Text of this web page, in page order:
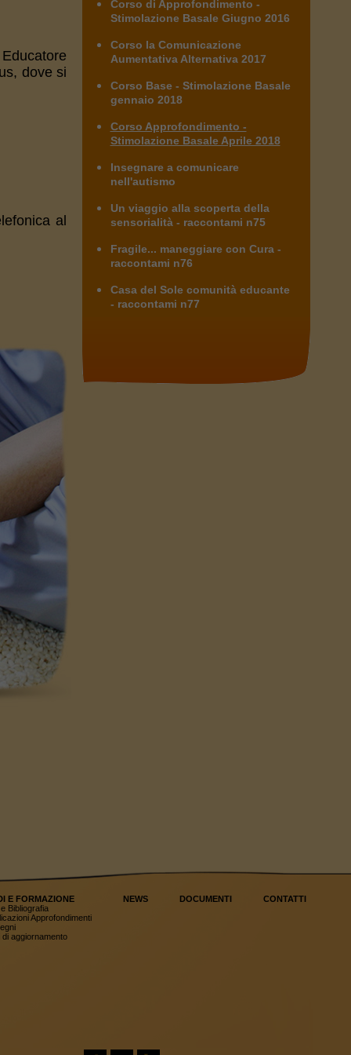
dove si
al
Corso di Approfondimento -
Stimolazione Basale Giugno 2016
Corso la Comunicazione
Aumentativa Alternativa 2017
Corso Base - Stimolazione Basale
gennaio 2018
Corso Approfondimento -
Stimolazione Basale Aprile 2018
Insegnare a comunicare
nell'autismo
Un viaggio alla scoperta della
sensorialità - raccontami n75
Fragile... maneggiare con Cura -
raccontami n76
Casa del Sole comunità educante
- raccontami n77
E FORMAZIONE
Bibliografia
Approfondimenti
di aggiornamento
NEWS DOCUMENTI CONTATTI